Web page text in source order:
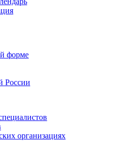
форме
России
организациях